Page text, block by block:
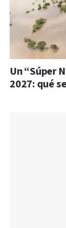
Un “Súper
2027: qué